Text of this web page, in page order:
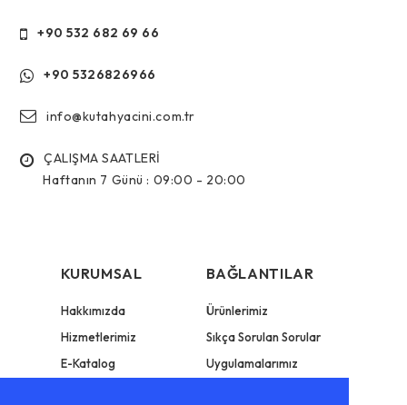
+90 532 682 69 66
+90 5326826966
info@kutahyacini.com.tr
ÇALIŞMA SAATLERİ
Haftanın 7 Günü : 09:00 - 20:00
KURUMSAL
Hakkımızda
Hizmetlerimiz
E-Katalog
BAĞLANTILAR
Ürünlerimiz
Sıkça Sorulan Sorular
Uygulamalarımız